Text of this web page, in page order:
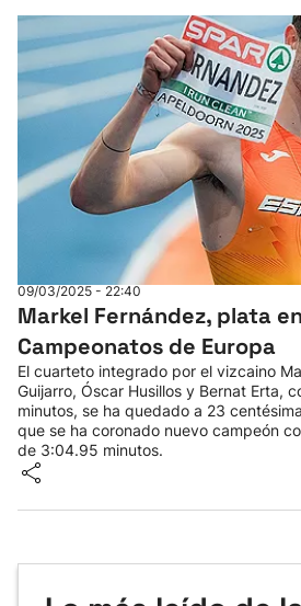
09/03/2025 - 22:40
Markel Fernández, plata
Campeonatos de Europa
El cuarteto integrado por el vizcaino
Guijarro, Óscar Husillos y Bernat Erta,
minutos, se ha quedado a 23
que se ha coronado nuevo campeón
de 3:04.95 minutos.